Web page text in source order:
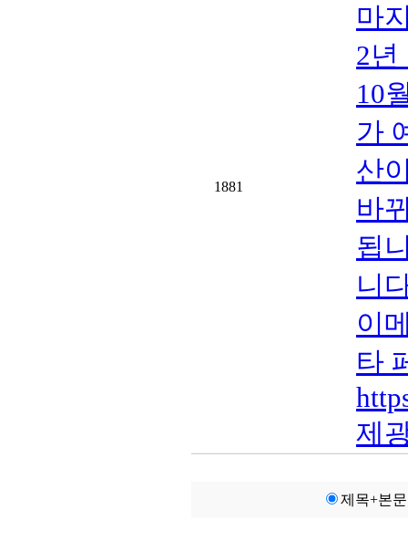
1881
마
2년
10
가
산
바
됩
니
이
타
제
제목+본문